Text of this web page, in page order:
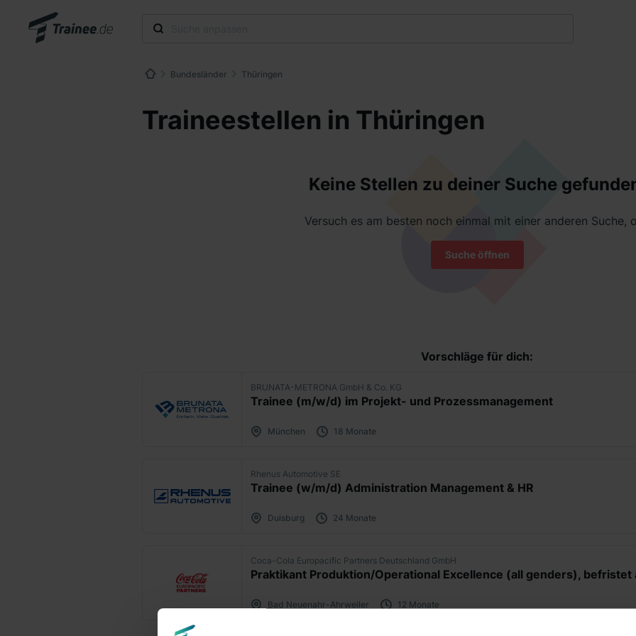
Bundesländer Thüringen
Traineestellen in Thüringen
Keine Stellen zu deiner Suche
Versuch es am besten noch einmal mit einer anderen Suche,
Suche öffnen
Vorschläge für dich:
BRUNATA-METRONA GmbH & Co. KG
Trainee (m/w/d) im Projekt- und Prozessmanagement
München 18 Monate
Rhenus Automotive SE
Trainee (w/m/d) Administration Management & HR
Duisburg 24 Monate
Coca-Cola Europacific Partners Deutschland GmbH
Bad Neuenahr-Ahrweiler 12 Monate